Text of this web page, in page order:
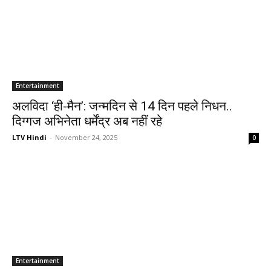
Entertainment
अलविदा ‘ही-मैन’: जन्मदिन से 14 दिन पहले निधन..
दिग्गज अभिनेता धर्मेंद्र अब नहीं रहे
LTV Hindi - November 24, 2025 0
Entertainment